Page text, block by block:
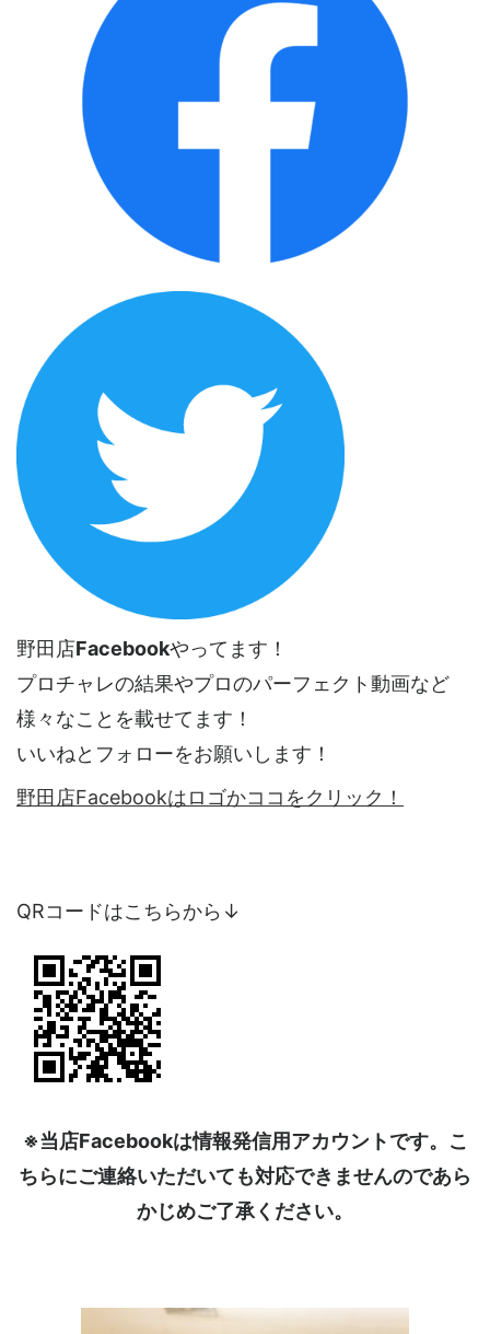
野田店Facebookやってます！
プロチャレの結果やプロのパーフェクト動画など
様々なことを載せてます！
いいねとフォローをお願いします！
野田店Facebookはロゴかココをクリック！
QRコードはこちらから↓
※当店Facebookは情報発信用アカウントです。こ
ちらにご連絡いただいても対応できませんのであら
かじめご了承ください。